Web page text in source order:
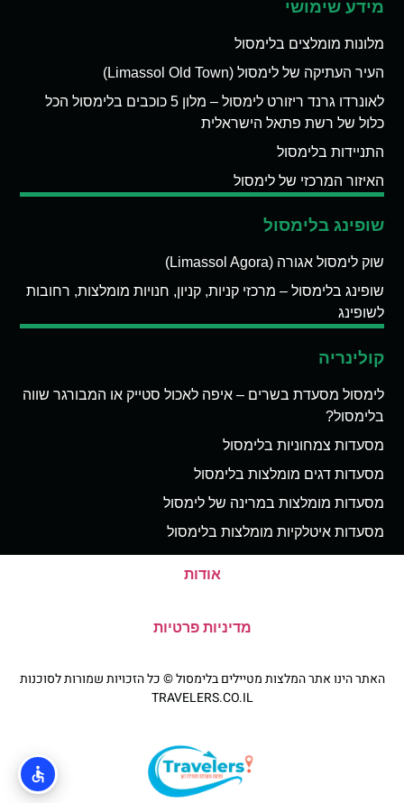
מידע שימושי
מלונות מומלצים בלימסול
העיר העתיקה של לימסול (Limassol Old Town)
לאונרדו גרנד ריזורט לימסול – מלון 5 כוכבים בלימסול הכל
כלול של רשת פתאל הישראלית
התניידות בלימסול
האיזור המרכזי של לימסול
שופינג בלימסול
שוק לימסול אגורה (Limassol Agora)
שופינג בלימסול – מרכזי קניות, קניון, חנויות מומלצות, רחובות
לשופינג
קולינריה
לימסול מסעדת בשרים – איפה לאכול סטייק או המבורגר שווה
בלימסול?
מסעדות צמחוניות בלימסול
מסעדות דגים מומלצות בלימסול
מסעדות מומלצות במרינה של לימסול
מסעדות איטלקיות מומלצות בלימסול
אודות
מדיניות פרטיות
האתר הינו אתר המלצות מטיילים בלימסול © כל הזכויות שמורות לסוכנות
TRAVELERS.CO.IL